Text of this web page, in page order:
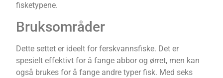
fisketypene.
Bruksområder
Dette settet er ideelt for ferskvannsfiske. Det er
spesielt effektivt for å fange abbor og ørret, men kan
også brukes for å fange andre typer fisk. Med seks